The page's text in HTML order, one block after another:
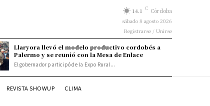
14.1 C Córdoba
sábado 8 agosto 2026
Registrarse / Unirse
Llaryora llevó el modelo productivo cordobés a
Palermo y se reunió con la Mesa de Enlace
El gobernador participó de la Expo Rural...
REVISTA SHOWUP CLIMA